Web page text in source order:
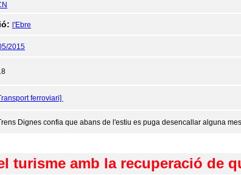
l'Ebre
2015
ferroviari]
Dignes confia que abans de l'estiu es puga desencallar alguna
turisme amb la recuperació de